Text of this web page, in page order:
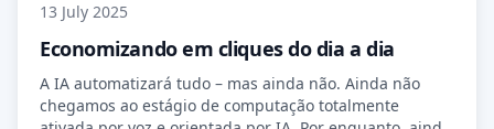
13 July 2025
Economizando em cliques do dia a dia
A IA automatizará tudo – mas ainda não. Ainda não
chegamos ao estágio de computação totalmente